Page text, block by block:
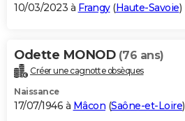
10/03/2023 à Frangy(Haute-Savoie)
Odette MONOD (76 ans)
Créer une cagnotte obsèques
Naissance
17/07/1946 à Mâcon (Saône-et-Loire)